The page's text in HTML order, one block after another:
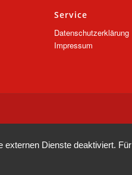
Service
Datenschutzerklärung
Impressum
externen Dienste deaktiviert. Für